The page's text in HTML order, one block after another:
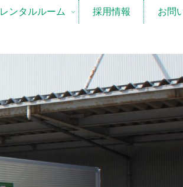
レンタルルーム 採用情報 お問